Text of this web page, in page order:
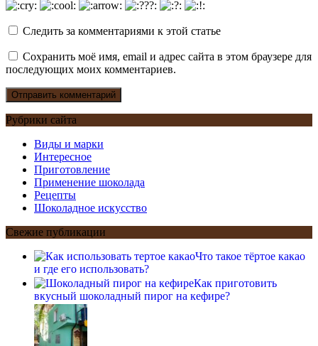
Следить за комментариями к этой статье
Сохранить моё имя, email и адрес сайта в этом браузере для
последующих моих комментариев.
Рубрики сайта
Виды и марки
Интересное
Приготовление
Применение шоколада
Рецепты
Шоколадное искусство
Свежие публикации
Что такое тёртое какао
и где его использовать?
Как приготовить
вкусный шоколадный пирог на кефире?